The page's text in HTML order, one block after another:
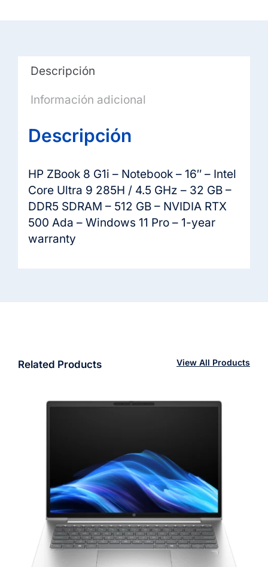
Descripción
Información adicional
Descripción
HP ZBook 8 G1i – Notebook – 16″ – Intel
Core Ultra 9 285H / 4.5 GHz – 32 GB –
DDR5 SDRAM – 512 GB – NVIDIA RTX
500 Ada – Windows 11 Pro – 1-year
warranty
Related Products View All Products